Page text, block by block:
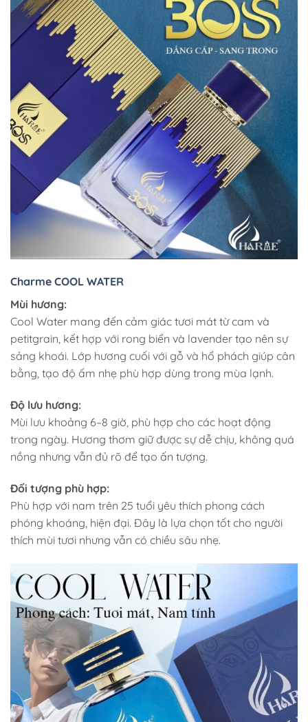
Charme COOL WATER
Mùi hương:
Cool Water mang đến cảm giác tươi mát từ cam và
petitgrain, kết hợp với rong biển và lavender tạo nên sự
sảng khoái. Lớp hương cuối với gỗ và hổ phách giúp cân
bằng, tạo độ ấm nhẹ phù hợp dùng trong mùa lạnh.
Độ lưu hương:
Mùi lưu khoảng 6–8 giờ, phù hợp cho các hoạt động
trong ngày. Hương thơm giữ được sự dễ chịu, không quá
nồng nhưng vẫn đủ rõ để tạo ấn tượng.
Đối tượng phù hợp:
Phù hợp với nam trên 25 tuổi yêu thích phong cách
phóng khoáng, hiện đại. Đây là lựa chọn tốt cho người
thích mùi tươi nhưng vẫn có chiều sâu nhẹ.